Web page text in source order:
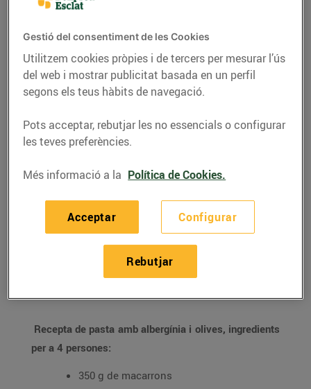
RECEPTES
Recepta de pasta amb
albergínia i olives
Recepta de pasta amb albergínia i olives, ingredients
per a 4 persones:
350 g de macarrons
Gestió del consentiment de les Cookies
Utilitzem cookies pròpies i de tercers per mesurar l’ús
del web i mostrar publicitat basada en un perfil
segons els teus hàbits de navegació.
Pots acceptar, rebutjar les no essencials o configurar
les teves preferències.
Més informació a la Política de Cookies.
Configurar
Rebutjar
Acceptar